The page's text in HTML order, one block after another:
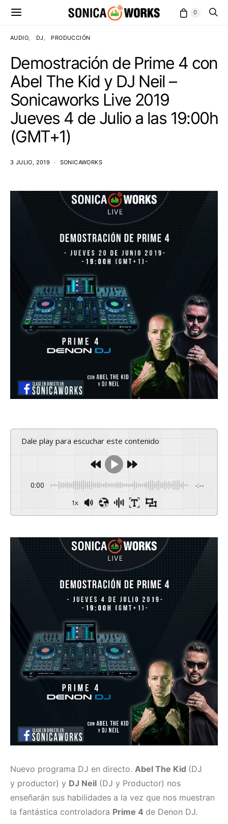
0
AUDIO DJ PRODUCCIÓN
Demostración de Prime 4 con
Abel The Kid y DJ Neil –
Sonicaworks Live 2019
Jueves 4 de Julio a las 19:00h
(GMT+1)
3 JULIO, 2019 SONICAWORKS
Dale play para escuchar este contenido
0:00 -:--
1x
Nuevo programa DJ en directo. Abel The Kid (DJ
y productor) y DJ Neil (DJ y Productor) nos
enseñarán sus habilidades a la vez que nos muestran
la fantástica controladora Prime 4 de Denon DJ.